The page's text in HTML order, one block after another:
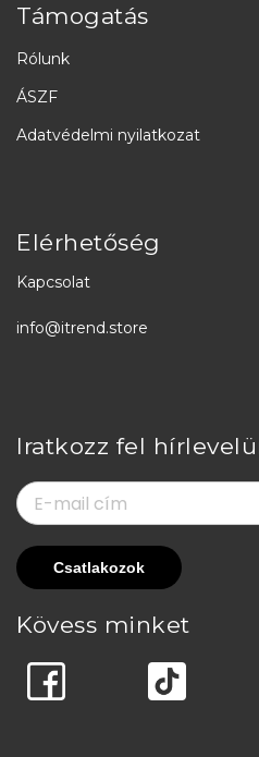
Támogatás
Rólunk
ÁSZF
Adatvédelmi nyilatkozat
Elérhetőség
Kapcsolat
info@itrend.store
Iratkozz fel
Kövess minket